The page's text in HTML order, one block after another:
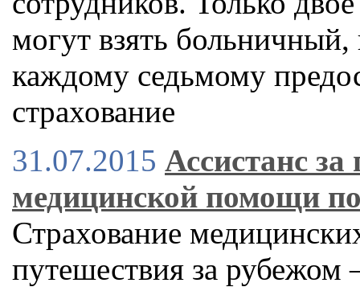
могут взять
каждому седьмому
страхование
31.07.2015 Ассистанс
медицинской помощи по
Страхование
путешествия за рубежом